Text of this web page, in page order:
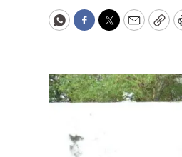
WhatsApp
Facebook
Twitter
Email